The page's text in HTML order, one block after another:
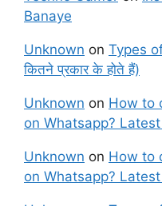
Banaye
Unknown on Types
कितने प्रकार के होते हैं)
Unknown on How to
on Whatsapp?
Unknown on How to
on Whatsapp?